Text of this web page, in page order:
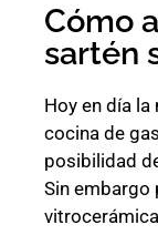
Cómo
sartén
Hoy en día
cocina de
posibilidad
Sin embargo